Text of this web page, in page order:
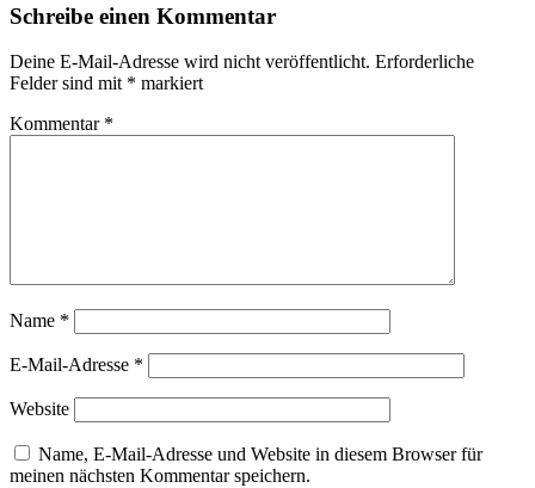
Schreibe einen Kommentar
Deine E-Mail-Adresse wird nicht veröffentlicht. Erforderliche
Felder sind mit * markiert
Kommentar *
Name *
E-Mail-Adresse *
Website
Name, E-Mail-Adresse und Website in diesem Browser für
meinen nächsten Kommentar speichern.